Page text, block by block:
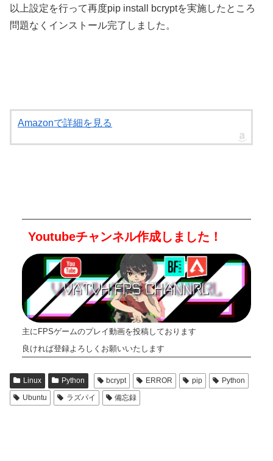
以上設定を行って再度pip install bcryptを実施したところ
問題なくインストール完了しました。
Amazonで詳細を見る
Youtubeチャンネル作成しました！
主にFPSゲームのプレイ動画を投稿しております
良ければ登録よろしくお願いいたします
Linux Python bcrypt ERROR pip
Python
Ubuntu
ラズパイ 備忘録